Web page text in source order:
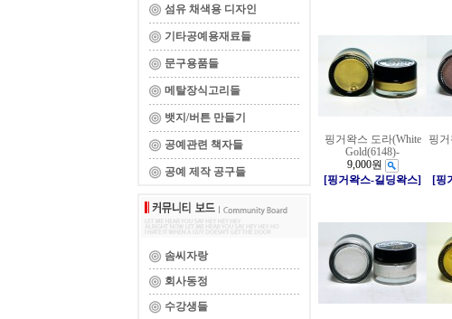
섬유 채색용 디자인
기타공예용재료들
문구용품들
메탈장식고리들
뱃지/버튼 만들기
공예관련 책자들
공예 제작 공구들
솜씨자랑
회사동정
수강생들
핑거왁스 도라(White
Gold(6148)-
9,000원
[핑거왁스-길딩왁스]
핑
[핑